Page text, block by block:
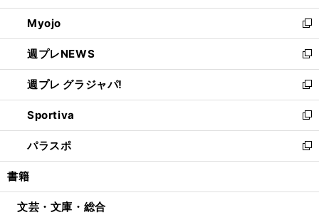
開
く
ウ
で
開
く
ン
ド
ウ
で
開
く
ウ
ィ
ン
ド
ウ
で
開
く
Myojo
新
し
い
ウ
ィ
ン
ド
ウ
で
開
週プレNEWS
新
し
い
ウ
ィ
ン
ド
ウ
開
週プレ グラジャパ!
新
し
い
ウ
ィ
ン
ウ
Sportiva
新
し
い
ウ
ン
パラスポ
新
し
ウ
書籍
文芸・文庫・総合